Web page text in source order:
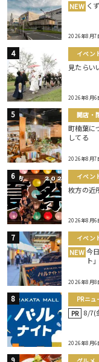
NEW く
2026年8月7
イベン
見たらい
2026年8月6
開店・
町楠葉に
してる
2026年8月7
イベン
枚方の近
2026年8月6
イベン
NEW 今
ト
2026年8月8
PRニュ
PR 8/7(
2026年8月6